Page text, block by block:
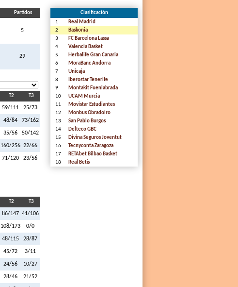
Partidos
5
29
T2 T3
59/111 25/73
48/84 73/162
35/56 50/142
160/256 22/66
71/120 23/56
T2 T3
86/147 41/106
108/173 0/0
48/115 28/87
45/72 3/11
24/56 10/27
28/46 21/52
Clasificación
1
Real Madrid
2
Baskonia
3
FC Barcelona Lassa
4
Valencia Basket
5
Herbalife Gran Canaria
6
MoraBanc Andorra
7
Unicaja
8
Iberostar Tenerife
9
Montakit Fuenlabrada
10
UCAM Murcia
11
Movistar Estudiantes
12
Monbus Obradoiro
13
San Pablo Burgos
14
Delteco GBC
15
Divina Seguros Joventut
16
Tecnyconta Zaragoza
17
RETAbet Bilbao Basket
18
Real Betis